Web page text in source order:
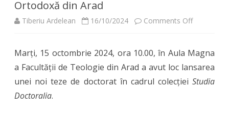
Ortodoxă din Arad
Tiberiu Ardelean 16/10/2024 Comments Offon
nouă
Marți, 15 octombrie 2024, ora 10.00, în Aula Magna
a Facultății de Teologie din Arad a avut loc lansarea
unei noi teze de doctorat în cadrul colecției Studia
Doctoralia.